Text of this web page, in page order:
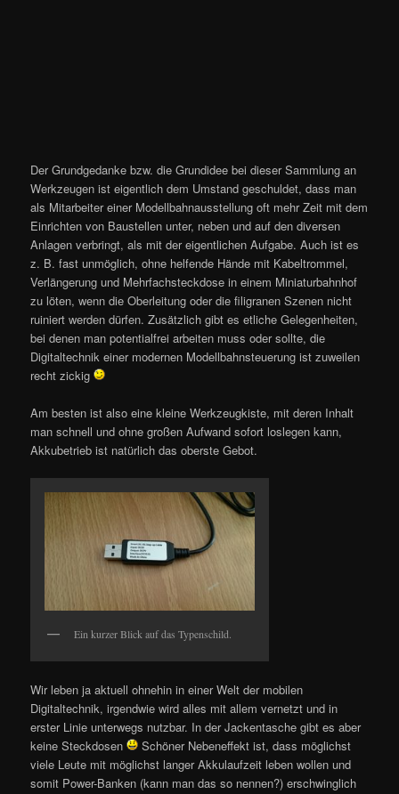
Der Grundgedanke bzw. die Grundidee bei dieser Sammlung an
Werkzeugen ist eigentlich dem Umstand geschuldet, dass man
als Mitarbeiter einer Modellbahnausstellung oft mehr Zeit mit dem
Einrichten von Baustellen unter, neben und auf den diversen
Anlagen verbringt, als mit der eigentlichen Aufgabe. Auch ist es
z. B. fast unmöglich, ohne helfende Hände mit Kabeltrommel,
Verlängerung und Mehrfachsteckdose in einem Miniaturbahnhof
zu löten, wenn die Oberleitung oder die filigranen Szenen nicht
ruiniert werden dürfen. Zusätzlich gibt es etliche Gelegenheiten,
bei denen man potentialfrei arbeiten muss oder sollte, die
Digitaltechnik einer modernen Modellbahnsteuerung ist zuweilen
recht zickig
Am besten ist also eine kleine Werkzeugkiste, mit deren Inhalt
man schnell und ohne großen Aufwand sofort loslegen kann,
Akkubetrieb ist natürlich das oberste Gebot.
Ein kurzer Blick auf das Typenschild.
Wir leben ja aktuell ohnehin in einer Welt der mobilen
Digitaltechnik, irgendwie wird alles mit allem vernetzt und in
erster Linie unterwegs nutzbar. In der Jackentasche gibt es aber
keine Steckdosen
Schöner Nebeneffekt ist, dass möglichst
viele Leute mit möglichst langer Akkulaufzeit leben wollen und
somit Power-Banken (kann man das so nennen?) erschwinglich